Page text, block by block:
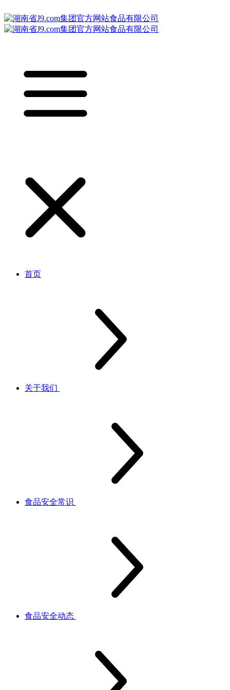
首页
关于我们
食品安全常识
食品安全动态